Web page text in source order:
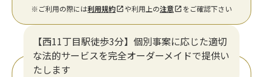
※ご利用の際には利用規約 や利用上の注意 をご確認下さい
【西11丁目駅徒歩3分】個別事案に応じた適切
な法的サービスを完全オーダーメイドで提供い
たします